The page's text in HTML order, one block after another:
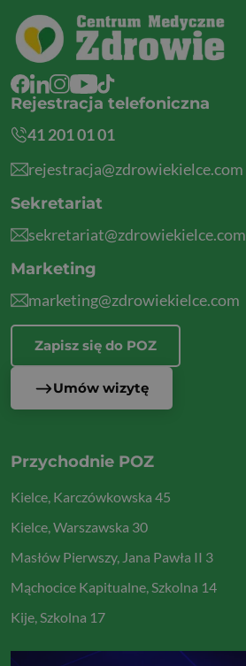
Rejestracja telefoniczna
41 201 01 01
rejestracja@zdrowiekielce.com
Sekretariat
sekretariat@zdrowiekielce.com
Marketing
marketing@zdrowiekielce.com
Zapisz się do POZ
Umów wizytę
Przychodnie POZ
Kielce, Karczówkowska 45
Kielce, Warszawska 30
Masłów Pierwszy, Jana Pawła II 3
Mąchocice Kapitualne, Szkolna 14
Kije, Szkolna 17